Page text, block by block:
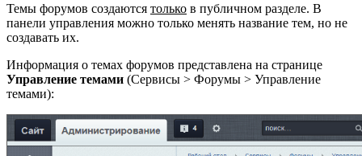
Темы форумов создаются только в публичном разделе. В
панели управления можно только менять название тем, но не
создавать их.
Информация о темах форумов представлена на странице
Управление темами (Сервисы > Форумы > Управление
темами):